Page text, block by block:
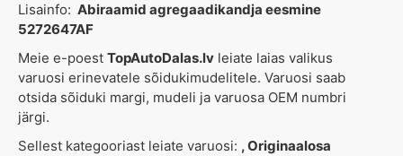
Lisainfo: Abiraamid agregaadikandja eesmine
5272647AF
Meie e-poest TopAutoDalas.lv leiate laias valikus
varuosi erinevatele sõidukimudelitele. Varuosi saab
otsida sõiduki margi, mudeli ja varuosa OEM numbri
järgi.
Sellest kategooriast leiate varuosi: , Originaalosa